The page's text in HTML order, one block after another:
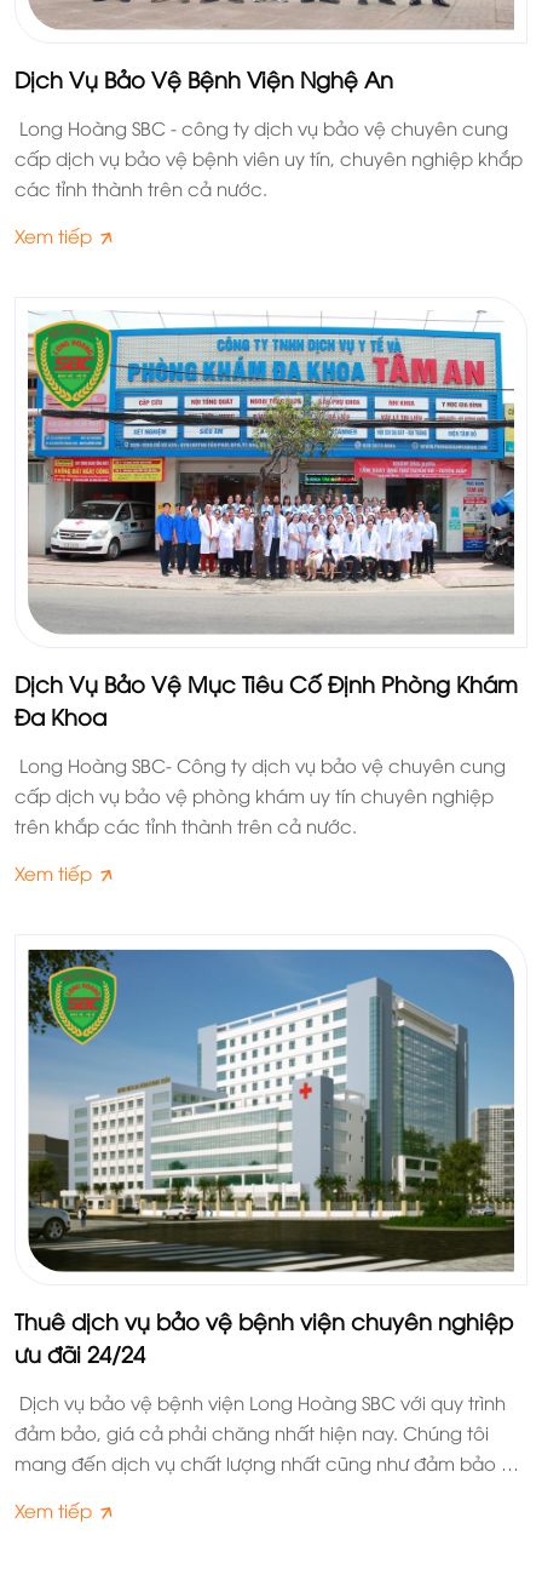
Dịch Vụ Bảo Vệ Bệnh Viện Nghệ An
Long Hoàng SBC - công ty dịch vụ bảo vệ chuyên cung
cấp dịch vụ bảo vệ bệnh viên uy tín, chuyên nghiệp khắp
các tỉnh thành trên cả nước.
Xem tiếp
Dịch Vụ Bảo Vệ Mục Tiêu Cố Định Phòng Khám
Đa Khoa
Long Hoàng SBC- Công ty dịch vụ bảo vệ chuyên cung
cấp dịch vụ bảo vệ phòng khám uy tín chuyên nghiệp
trên khắp các tỉnh thành trên cả nước.
Xem tiếp
Thuê dịch vụ bảo vệ bệnh viện chuyên nghiệp
ưu đãi 24/24
Dịch vụ bảo vệ bệnh viện Long Hoàng SBC với quy trình
đảm bảo, giá cả phải chăng nhất hiện nay. Chúng tôi
mang đến dịch vụ chất lượng nhất cũng như đảm bảo an
Xem tiếp